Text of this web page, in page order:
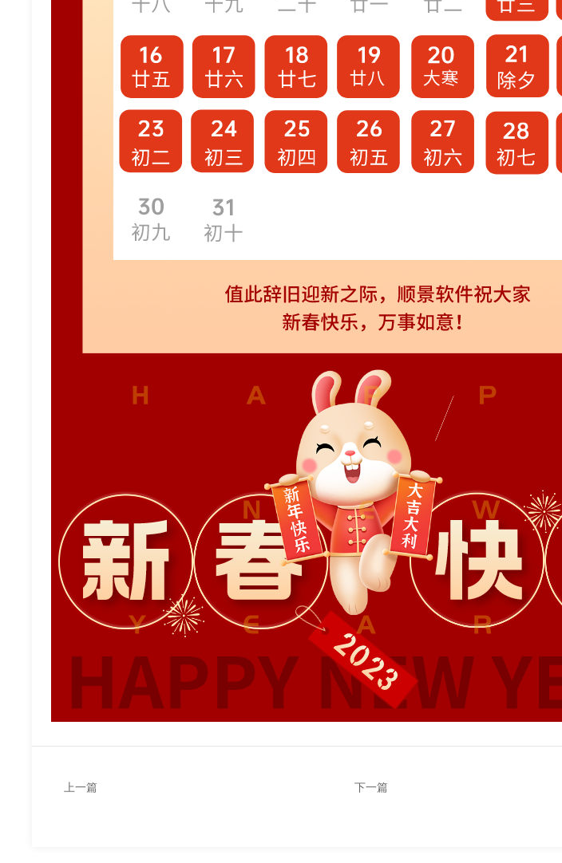
上一篇
下一篇